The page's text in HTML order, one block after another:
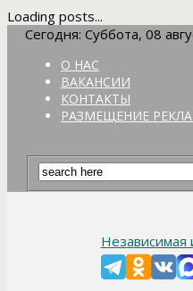
Loading posts...
Сегодня: Суббота, 08
О НАС
ВАКАНСИИ
КОНТАКТЫ
РАЗМЕЩЕНИЕ
Независимая